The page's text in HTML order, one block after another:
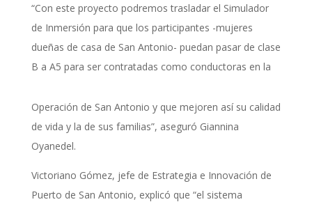
“Con este proyecto podremos trasladar el Simulador
de Inmersión para que los participantes -mujeres
dueñas de casa de San Antonio- puedan pasar de clase
B a A5 para ser contratadas como conductoras en la
Operación de San Antonio y que mejoren así su calidad
de vida y la de sus familias”, aseguró Giannina
Oyanedel.
Victoriano Gómez, jefe de Estrategia e Innovación de
Puerto de San Antonio, explicó que “el sistema